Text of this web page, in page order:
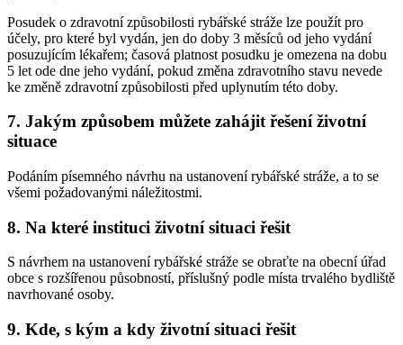
Posudek o zdravotní způsobilosti rybářské stráže lze použít pro
účely, pro které byl vydán, jen do doby 3 měsíců od jeho vydání
posuzujícím lékařem; časová platnost posudku je omezena na dobu
5 let ode dne jeho vydání, pokud změna zdravotního stavu nevede
ke změně zdravotní způsobilosti před uplynutím této doby.
7. Jakým způsobem můžete zahájit řešení životní
situace
Podáním písemného návrhu na ustanovení rybářské stráže, a to se
všemi požadovanými náležitostmi.
8. Na které instituci životní situaci řešit
S návrhem na ustanovení rybářské stráže se obraťte na obecní úřad
obce s rozšířenou působností, příslušný podle místa trvalého bydliště
navrhované osoby.
9. Kde, s kým a kdy životní situaci řešit